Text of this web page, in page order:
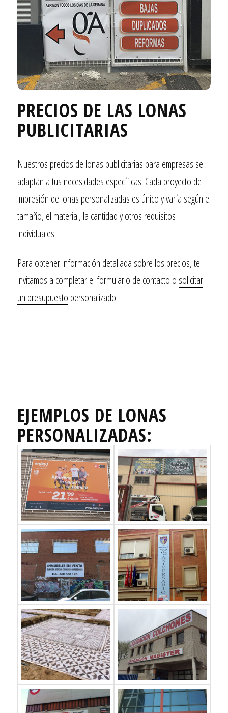
PRECIOS DE LAS LONAS
PUBLICITARIAS
Nuestros precios de lonas publicitarias para empresas se
adaptan a tus necesidades específicas. Cada proyecto de
impresión de lonas personalizadas es único y varía según el
tamaño, el material, la cantidad y otros requisitos
individuales.
Para obtener información detallada sobre los precios, te
invitamos a completar el formulario de contacto o solicitar
un presupuesto personalizado.
EJEMPLOS DE LONAS
PERSONALIZADAS: